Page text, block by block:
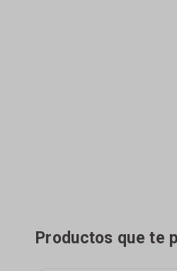
Productos que te